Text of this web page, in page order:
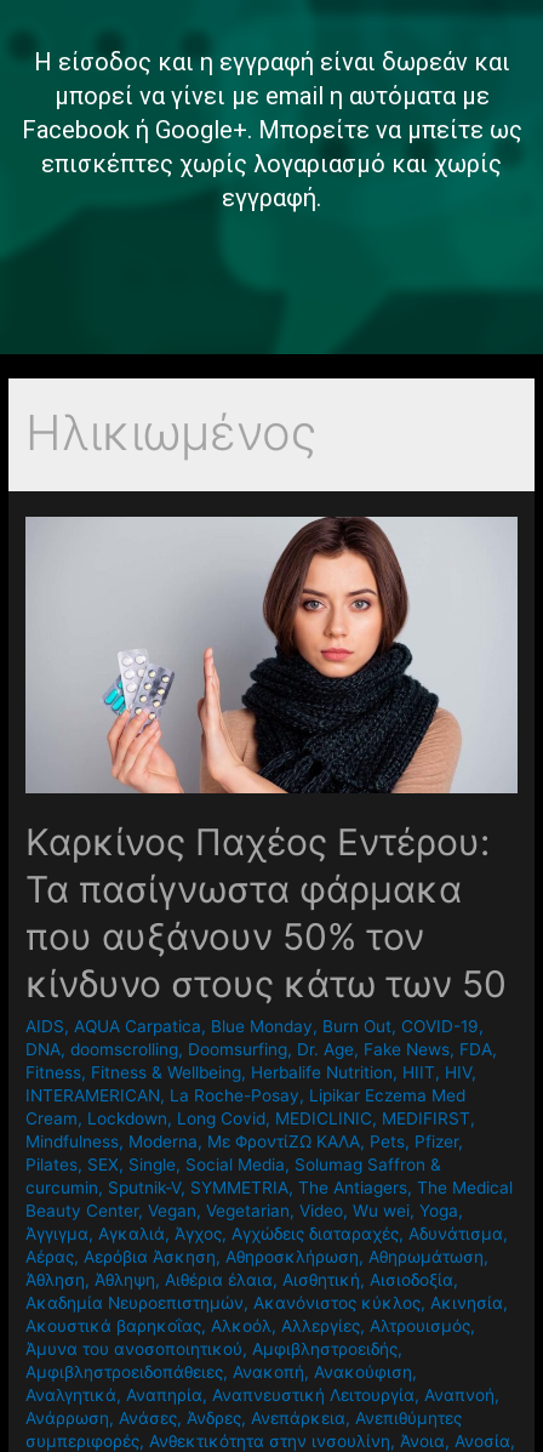
Η είσοδος και η εγγραφή είναι δωρεάν και
μπορεί να γίνει με email η αυτόματα με
Facebook ή Google+. Μπορείτε να μπείτε ως
επισκέπτες χωρίς λογαριασμό και χωρίς
εγγραφή.
Ηλικιωμένος
Καρκίνος Παχέος Εντέρου:
Τα πασίγνωστα φάρμακα
που αυξάνουν 50% τον
κίνδυνο στους κάτω των 50
AIDS, AQUA Carpatica, Blue Monday, Burn Out, COVID-19,
DNA,doomscrolling, Doomsurfing, Dr. Age, Fake News, FDA,
Fitness, Fitness & Wellbeing, Herbalife Nutrition, HIIT, HIV,
INTERAMERICAN, La Roche-Posay, Lipikar Eczema Med
Cream, Lockdown, Long Covid, MEDICLINIC, MEDIFIRST,
Mindfulness, Moderna, Mε ΦροντίΖΩ ΚΑΛΑ, Pets, Pfizer,
Pilates, SEX, Single, Social Media, Solumag Saffron &
curcumin, Sputnik-V, SYMMETRIA,The Antiagers,The Medical
Beauty Center,Vegan,Vegetarian,Video,Wu wei,Yoga,
Άγγιγμα, Αγκαλιά, Άγχος, Αγχώδεις διαταραχές, Αδυνάτισμα,
Αέρας, Αερόβια Άσκηση, Αθηροσκλήρωση, Αθηρωμάτωση,
Άθληση, Άθληψη, Αιθέρια έλαια, Αισθητική, Αισιοδοξία,
Ακαδημία Νευροεπιστημών, Ακανόνιστος κύκλος, Ακινησία,
Ακουστικά βαρηκοΐας, Αλκοόλ, Αλλεργίες, Αλτρουισμός,
Άμυνα του ανοσοποιητικού, Αμφιβληστροειδής,
Αμφιβληστροειδοπάθειες, Ανακοπή, Ανακούφιση,
Αναλγητικά, Αναπηρία, Αναπνευστική Λειτουργία, Αναπνοή,
Ανάρρωση, Ανάσες, Άνδρες, Ανεπάρκεια, Ανεπιθύμητες
συμπεριφορές, Ανθεκτικότητα στην ινσουλίνη, Άνοια, Ανοσία,